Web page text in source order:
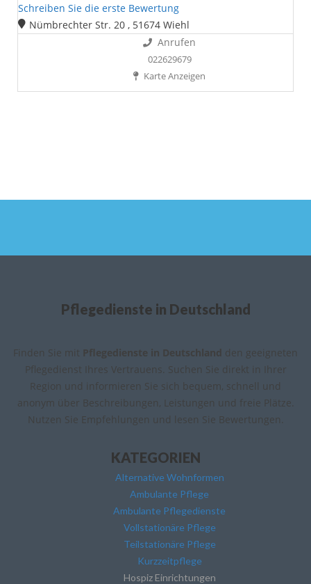
Schreiben Sie die erste Bewertung
Nümbrechter Str. 20 , 51674 Wiehl
Anrufen
022629679
Karte Anzeigen
Pflegedienste in Deutschland
Finden Sie mit Pflegedienste in Deutschland den geeigneten
Pflegedienst Ihres Vertrauens. Suchen Sie direkt in Ihrer
Region und informieren Sie sich bequem, schnell und
anonym über Beschreibungen, Leistungen und freie Plätze.
Nutzen Sie Empfehlungen und lesen Sie Bewertungen.
KATEGORIEN
Alternative Wohnformen
Ambulante Pflege
Ambulante Pflegedienste
Vollstationäre Pflege
Teilstationäre Pflege
Kurzzeitpflege
Hospiz Einrichtungen